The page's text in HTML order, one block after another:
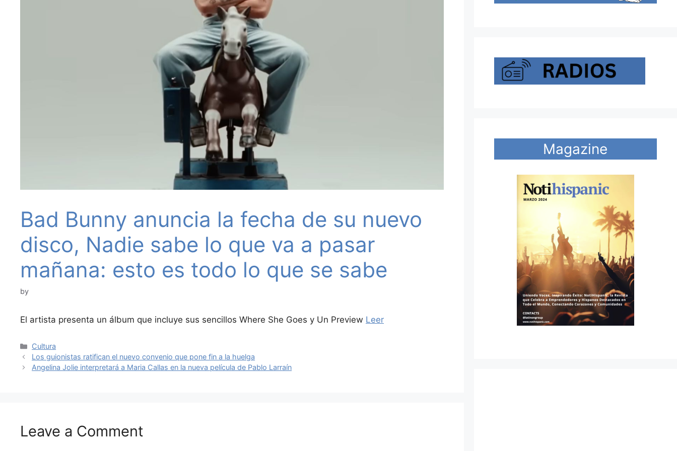
Bad Bunny anuncia la fecha de su nuevo
disco, Nadie sabe lo que va a pasar
mañana: esto es todo lo que se sabe
by
El artista presenta un álbum que incluye sus sencillos Where She Goes y Un Preview Leer
Categories
Cultura
Los guionistas ratifican el nuevo convenio que pone fin a la huelga
Angelina Jolie interpretará a Maria Callas en la nueva película de Pablo Larraín
Leave a Comment
Magazine